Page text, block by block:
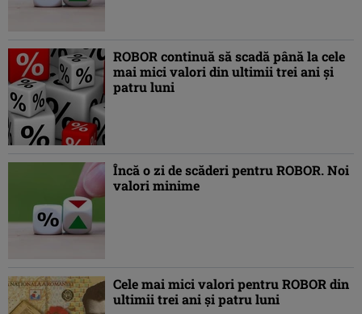
ROBOR continuă să scadă până la cele
mai mici valori din ultimii trei ani şi
patru luni
Încă o zi de scăderi pentru ROBOR. Noi
valori minime
Cele mai mici valori pentru ROBOR din
ultimii trei ani şi patru luni